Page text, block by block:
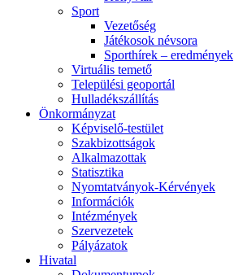
Sport
Vezetőség
Játékosok névsora
Sporthírek – eredmények
Virtuális temető
Települési geoportál
Hulladékszállítás
Önkormányzat
Képviselő-testület
Szakbizottságok
Alkalmazottak
Statisztika
Nyomtatványok-Kérvények
Információk
Intézmények
Szervezetek
Pályázatok
Hivatal